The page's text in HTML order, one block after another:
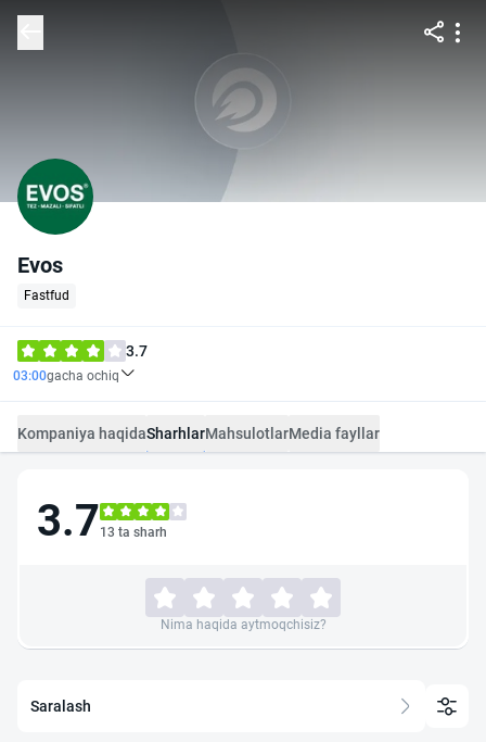
Evos
Fastfud
3.7
03:00gacha ochiq
Kompaniya haqidaSharhlarMahsulotlarMedia fayllar
3.713 ta sharh
Nima haqida aytmoqchisiz?
Saralash